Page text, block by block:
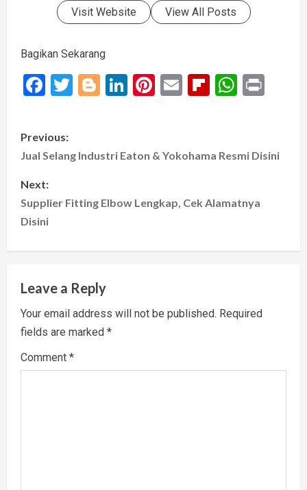
Visit Website View All Posts
Bagikan Sekarang
Facebook
Twitter
Blogger
LinkedIn
Pinterest
EmailFlipboard
P
o
s
t
n
v
i
g
Previous:
Jual Selang Industri Eaton & Yokohama Resmi Disini
Next:
Supplier Fitting Elbow Lengkap, Cek Alamatnya
Disini
Leave a Reply
Your email address will not be published. Required
fields are marked *
Comment *